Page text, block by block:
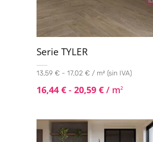
Serie TYLER
13,59 € - 17,02 € / m² (sin IVA)
16,44 € - 20,59 € / m2